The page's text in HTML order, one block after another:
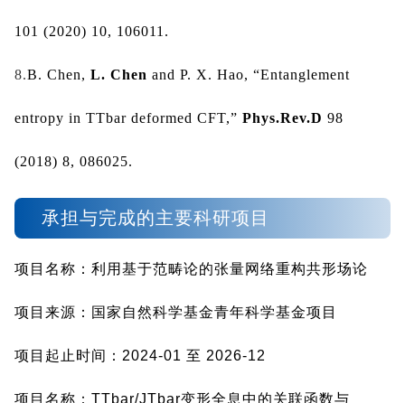
101 (2020) 10, 106011.
8.B. Chen, L. Chen and P. X. Hao, “Entanglement
entropy in TTbar deformed CFT,” Phys.Rev.D 98
(2018) 8, 086025.
承担与完成的主要科研项目
项目名称：利用基于范畴论的张量网络重构共形场论
项目来源：国家自然科学基金青年科学基金项目
项目起止时间：2024-01 至 2026-12
项目名称：TTbar/JTbar变形全息中的关联函数与